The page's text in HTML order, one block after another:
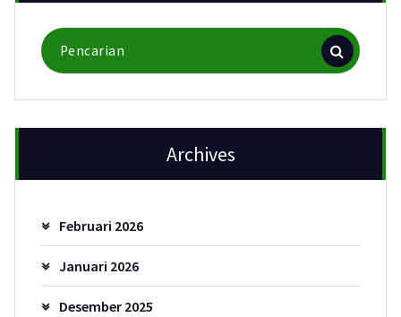
Pencarian
untuk:
Archives
Februari 2026
Januari 2026
Desember 2025